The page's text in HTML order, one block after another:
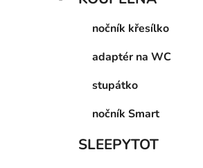
nočník křesílko
adaptér na WC
stupátko
nočník Smart
SLEEPYTOT